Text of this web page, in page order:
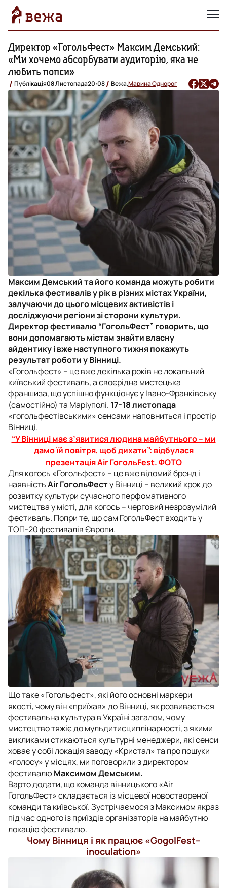
Директор «ГогольФест» Максим Демський:
«Ми хочемо абсорбувати аудиторію, яка не
любить попси»
Публікація08 Листопада20:08 Вежа,Марина Однорог
Максим Демський та його команда можуть робити
декілька фестивалів у рік в різних містах України,
залучаючи до цього місцевих активістів і
досліджуючи регіони зі сторони культури.
Директор фестивалю “ГогольФест” говорить, що
вони допомагають містам знайти власну
айдентику і вже наступного тижня покажуть
результат роботи у Вінниці.
«Гогольфест» – це вже декілька років не локальний
київський фестиваль, а своєрідна мистецька
франшиза, що успішно функціонує у Івано-Франківську
(самостійно) та Маріуполі. 17-18 листопада
«гогольфестівськими» сенсами наповниться і простір
Вінниці.
“У Вінниці має з’явитися людина майбутнього – ми
дамо їй повітря, щоб дихати”: відбулася
презентація Air ГогольFest. ФОТО
Для когось «Гогольфест» – це вже відомий бренд і
наявністьAir ГогольФесту Вінниці – великий крок до
розвитку культури сучасного перфомативного
мистецтва у місті, для когось – черговий незрозумілий
фестиваль. Попри те, що сам ГогольФест входить у
ТОП-20 фестивалів Європи.
Що таке «Гогольфест», які його основні маркери
якості, чому він «приїхав» до Вінниці, як розвивається
фестивальна культура в Україні загалом, чому
мистецтво тяжіє до мульдитисциплінарності, з якими
викликами стикаються культурні менеджери, які сенси
ховає у собі локація заводу «Кристал» та про пошуки
«голосу» у місцях, ми поговорили з директором
фестивалю Максимом Демським.
Варто додати, що команда вінницького «Air
ГогольФест» складається із місцевої новоствореної
команди та київської. Зустрічаємося з Максимом якраз
під час одного із приїздів організаторів на майбутню
локацію фестивалю.
Чому Вінниця і як працює «GogolFest–
inoculation»